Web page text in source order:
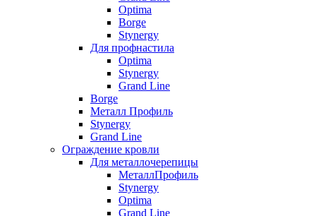
Optima
Borge
Stynergy
Для профнастила
Optima
Stynergy
Grand Line
Borge
Металл Профиль
Stynergy
Grand Line
Ограждение кровли
Для металлочерепицы
МеталлПрофиль
Stynergy
Optima
Grand Line